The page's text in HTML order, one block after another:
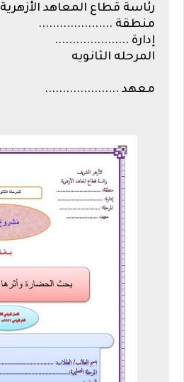
رئاسة قطاع المعاهد الأزهرية
منطقة .....................
إدارة .....................
المرحله الثانويه
معهد .....................